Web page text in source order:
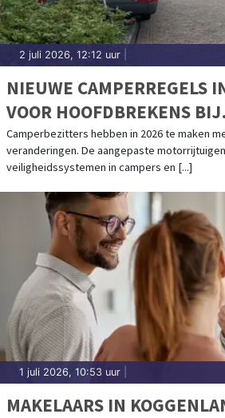
2 juli 2026, 12:12 uur
NIEUWE CAMPERREGELS
VOOR HOOFDBREKENS BIJ
CAMPERBEZITTERS
Camperbezitters hebben in 2026 te maken
veranderingen. De aangepaste
veiligheidssystemen in campers en [...]
1 juli 2026, 10:53 uur
MAKELAARS IN